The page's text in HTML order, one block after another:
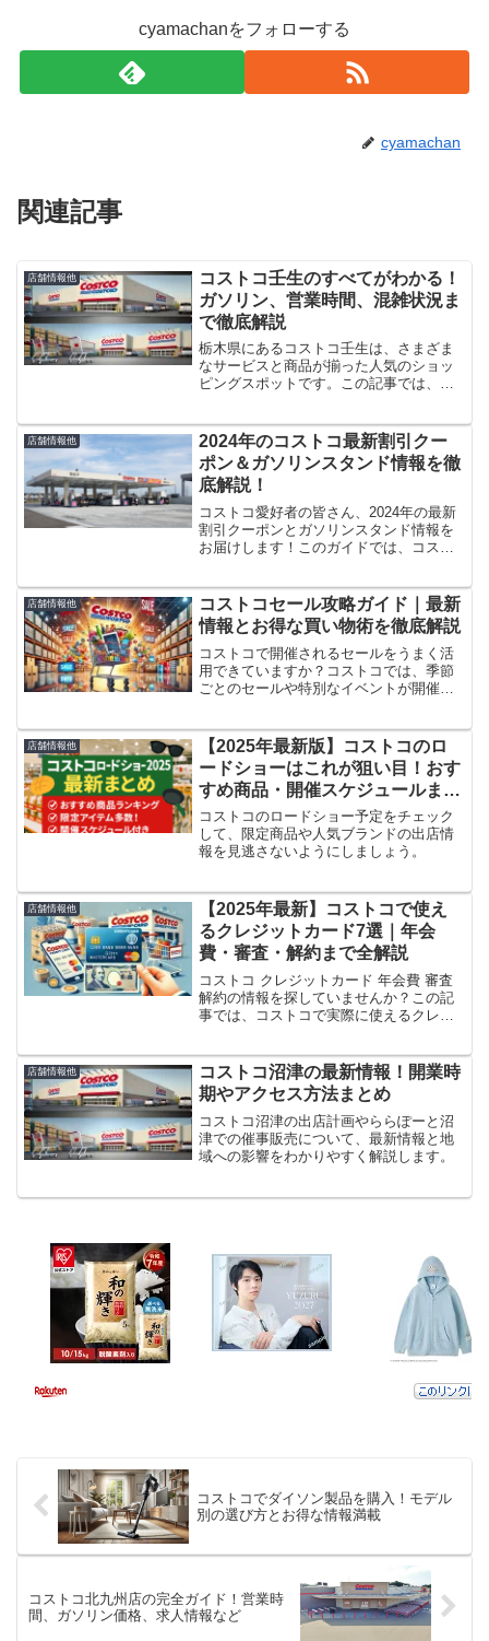
cyamachanをフォローする
cyamachan
関連記事
店舗情報他
コストコ壬生のすべてがわかる！
ガソリン、営業時間、混雑状況ま
で徹底解説
栃木県にあるコストコ壬生は、さまざま
なサービスと商品が揃った人気のショッ
ピングスポットです。この記事では、コ
間、混雑状況、求人情報まで、知ってお
きたいポイントを詳しく解説...
店舗情報他
2024年のコストコ最新割引クー
ポン＆ガソリンスタンド情報を徹
底解説！
コストコ愛好者の皆さん、2024年の最新
割引クーポンとガソリンスタンド情報を
お届けします！このガイドでは、コスト
報を詳しく解説します。節約術や利用の
コツも満載ですので、...
店舗情報他
コストコセール攻略ガイド｜最新
情報とお得な買い物術を徹底解説
コストコで開催されるセールをうまく活
用できていますか？コストコでは、季節
ごとのセールや特別なイベントが開催さ
からブラックフライデーなどの注目イベ
ント、さらに月ごとのセー...
店舗情報他
【2025年最新版】コストコのロ
ードショーはこれが狙い目！おす
すめ商品・開催スケジュールまと
め
コストコのロードショー予定をチェック
して、限定商品や人気ブランドの出店情
報を見逃さないようにしましょう。
店舗情報他
【2025年最新】コストコで使え
るクレジットカード7選｜年会
費・審査・解約まで全解説
コストコ クレジットカード 年会費 審査
解約の情報を探していませんか？この記
事では、コストコで実際に使えるクレジ
らに、2025年現在の最新情報をもとに、
おすすめカード...
店舗情報他
コストコ沼津の最新情報！開業時
期やアクセス方法まとめ
コストコ沼津の出店計画やららぽーと沼
津での催事販売について、最新情報と地
域への影響をわかりやすく解説します。
コストコでダイソン製品を購入！モデル
別の選び方とお得な情報満載
コストコ北九州店の完全ガイド！営業時
間、ガソリン価格、求人情報など